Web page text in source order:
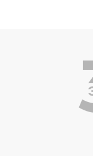
обращение
время